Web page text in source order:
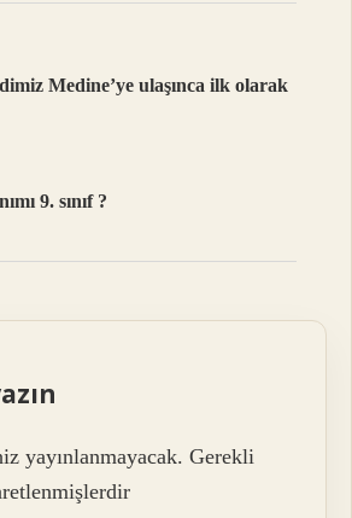
Medine’ye ulaşınca ilk olarak
9. sınıf ?
yayınlanmayacak. Gerekli